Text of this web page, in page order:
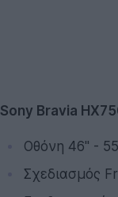
Sony Bravia
Οθόνη 46'' -
Σχεδιασμός